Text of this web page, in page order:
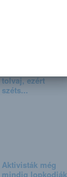
tolvaj, ezért
széts...
Aktivisták még
mindig lopkodják